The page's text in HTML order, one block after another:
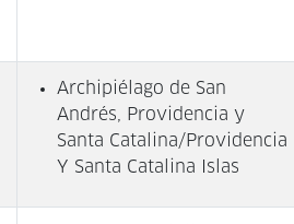
Archipiélago de San
Andrés, Providencia y
Santa Catalina/Providencia
Y Santa Catalina Islas